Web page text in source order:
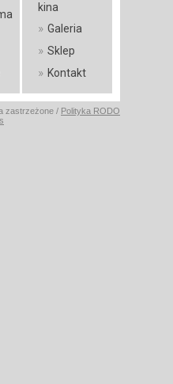
kina
» Galeria
» Sklep
» Kontakt
zastrzeżone / Polityka RODO